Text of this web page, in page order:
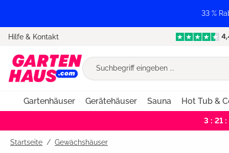
33 %
Hilfe & Kontakt
Gartenhäuser Gerätehäuser Sauna Hot Tub &
3 : 21
Startseite Gewächshäuser